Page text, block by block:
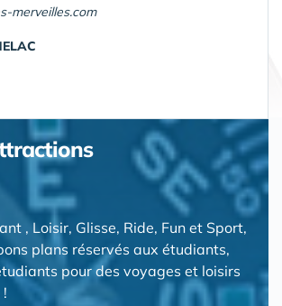
merveilles.com
, Loisir, Glisse, Ride, Fun et Sport,
plans réservés aux étudiants,
pour des voyages et loisirs